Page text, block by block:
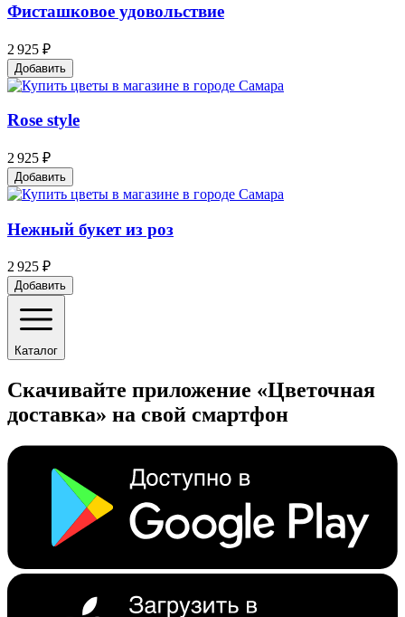
Фисташковое удовольствие
2 925 ₽
Добавить
Rose style
2 925 ₽
Добавить
Нежный букет из роз
2 925 ₽
Добавить
Каталог
Скачивайте приложение «Цветочная
доставка» на свой смартфон